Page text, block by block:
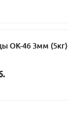
ОК-46 3мм (5кг)